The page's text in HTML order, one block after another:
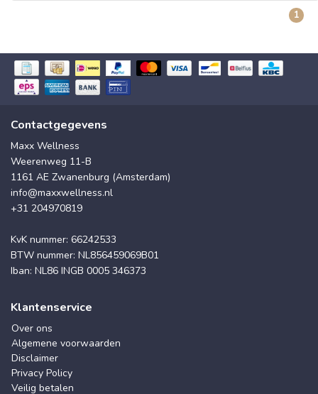
1
Contactgegevens
Maxx Wellness
Weerenweg 11-B
1161 AE Zwanenburg (Amsterdam)
info@maxxwellness.nl
+31 204970819
KvK nummer: 66242533
BTW nummer: NL856459069B01
Iban: NL86 INGB 0005 346373
Klantenservice
Over ons
Algemene voorwaarden
Disclaimer
Privacy Policy
Veilig betalen